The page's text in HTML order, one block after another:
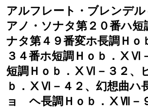
アルフレート・ブレンデ
アノ・ソナタ第２０番ハ
ナタ第４９番変ホ長調Ｈ
３４番ホ短調Ｈｏｂ．ⅩⅥ
短調Ｈｏｂ．ⅩⅥ－３２、
ｂ．ⅩⅥ－４２、幻想曲ハ
ョ ヘ長調Ｈｏｂ．ⅩⅦ－